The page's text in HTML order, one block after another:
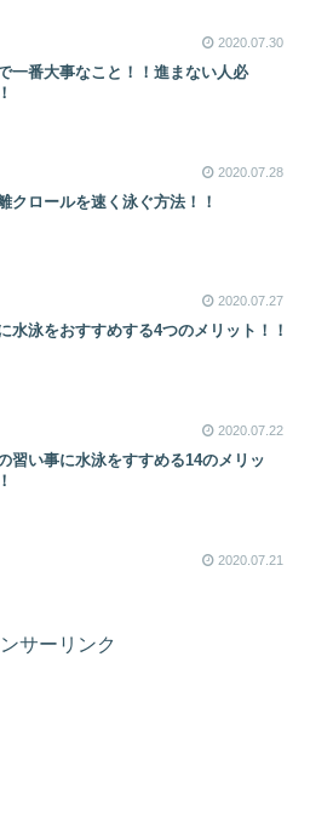
2020.07.30
一番大事なこと！！進まない人必
2020.07.28
クロールを速く泳ぐ方法！！
2020.07.27
水泳をおすすめする4つのメリット！！
2020.07.22
習い事に水泳をすすめる14のメリッ
2020.07.21
サーリンク